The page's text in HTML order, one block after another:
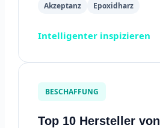
Akzeptanz Epoxidharz
Intelligenter inspizieren
BESCHAFFUNG
Top 10 Hersteller von